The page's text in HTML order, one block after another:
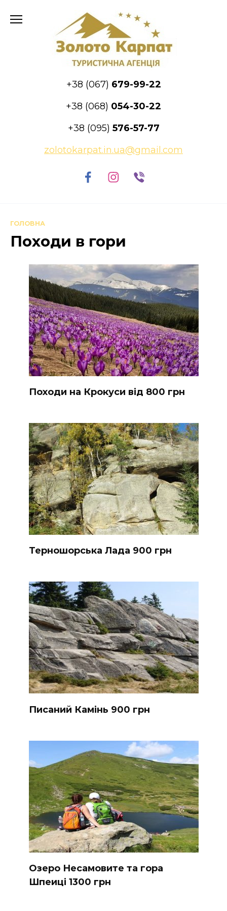
+38 (067) 679-99-22
+38 (068) 054-30-22
+38 (095) 576-57-77
zolotokarpat.in.ua@gmail.com
ГОЛОВНА
Походи в гори
Походи на Крокуси від 800 грн
Терношорська Лада 900 грн
Писаний Камінь 900 грн
Озеро Несамовите та гора
Шпеиці 1300 грн